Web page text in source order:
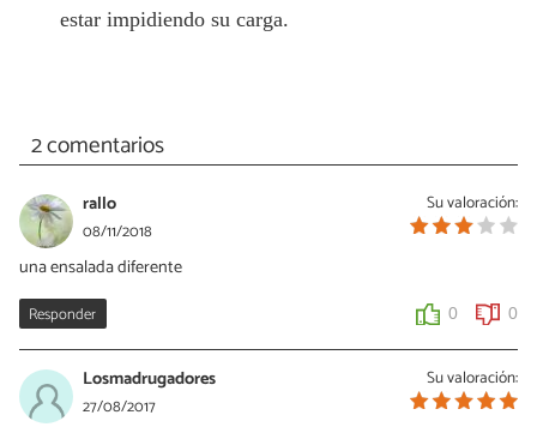
estar impidiendo su carga.
2 comentarios
Su valoración:
rallo
08/11/2018
una ensalada diferente
Responder 0 0
Su valoración:
Losmadrugadores
27/08/2017